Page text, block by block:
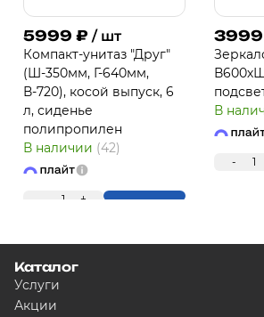
5999 ₽ / шт
Компакт-унитаз "Друг"
(Ш-350мм, Г-640мм,
В-720), косой выпуск, 6
л, сиденье
полипропилен
В наличии (42)
1 + Купить
3999
В
- 1
Каталог
Услуги
Акции